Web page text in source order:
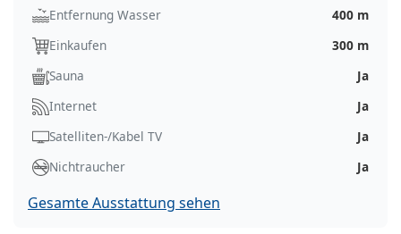
Entfernung Wasser
400 m
Einkaufen
300 m
Sauna
Ja
Internet
Ja
Satelliten-/Kabel TV
Ja
Nichtraucher
Ja
Gesamte Ausstattung sehen